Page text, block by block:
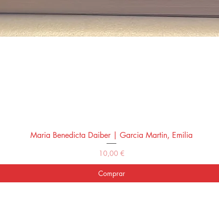
Vista rápida
Maria Benedicta Daiber | Garcia Martin, Emilia
Precio
10,00 €
Comprar